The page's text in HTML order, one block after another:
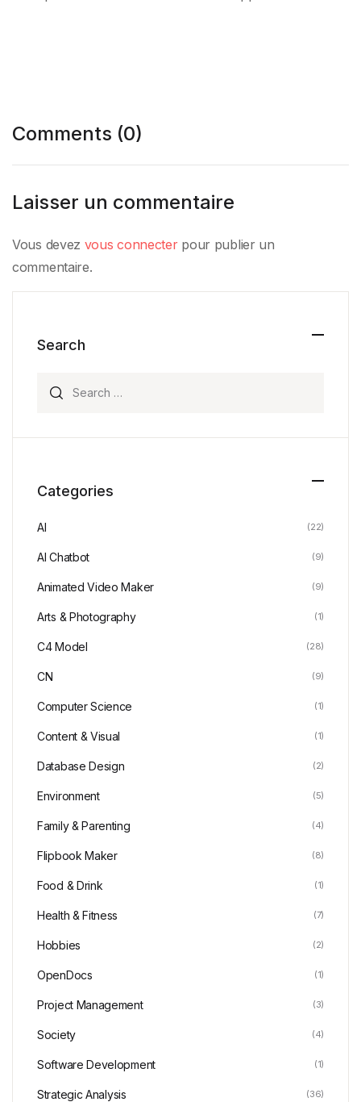
Comments (0)
Laisser un commentaire
Vous devez vous connecterpour publier un
commentaire.
Search
Categories
AI (22)
AI Chatbot (9)
Animated Video Maker (9)
Arts & Photography (1)
C4 Model (28)
CN (9)
Computer Science (1)
Content & Visual (1)
Database Design (2)
Environment (5)
Family & Parenting (4)
Flipbook Maker (8)
Food & Drink (1)
Health & Fitness (7)
Hobbies (2)
OpenDocs (1)
Project Management (3)
Society (4)
Software Development (1)
Strategic Analysis (36)